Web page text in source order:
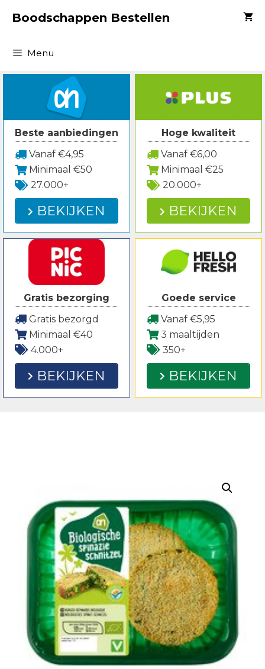
naarBoodschappen Bestellen
Menu
Beste aanbiedingen
Vanaf €4,95
Minimaal €50
27.000+
BEKIJKEN
Hoge kwaliteit
Vanaf €6,00
Minimaal €25
20.000+
BEKIJKEN
Gratis bezorging
Gratis bezorgd
Minimaal €40
4.000+
BEKIJKEN
Goede service
Vanaf €5,95
3 maaltijden
350+
BEKIJKEN